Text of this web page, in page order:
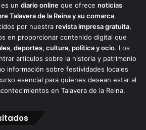
es un diario online que ofrece noticias
Talavera de la Reina y su comarca.
por nuestra revista impresa gratuita,
en proporcionar contenido digital que
deportes, cultura, política y ocio. Los
artículos sobre la historia y patrimonio
información sobre festividades locales
esencial para quienes desean estar al
en Talavera de la Reina.